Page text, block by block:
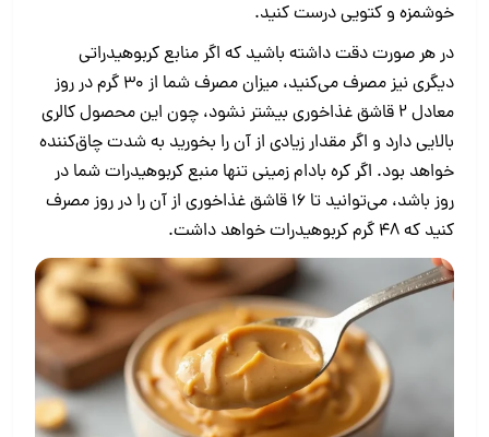
خوشمزه و کتویی درست کنید.
در هر صورت دقت داشته باشید که اگر منابع کربوهیدراتی
دیگری نیز مصرف می‌کنید، میزان مصرف شما از ۳۰ گرم در روز
معادل ۲ قاشق غذاخوری بیشتر نشود، چون این محصول کالری
بالایی دارد و اگر مقدار زیادی از آن را بخورید به شدت چاق‌کننده
خواهد بود. اگر کره بادام زمینی تنها منبع کربوهیدرات شما در
روز باشد، می‌توانید تا ۱۶ قاشق غذاخوری از آن را در روز مصرف
کنید که ۴۸ گرم کربوهیدرات خواهد داشت.